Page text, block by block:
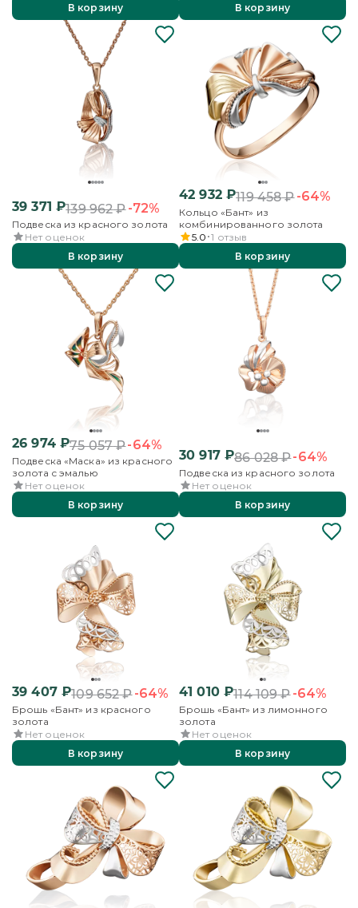
В корзину
В корзину
39 371 ₽139 962₽-72%
Подвеска из красного золота
Нет оценок
В корзину
42 932₽119 458₽-64%
Кольцо «Бант» из
комбинированного золота
5.0 1 отзыв
В корзину
26 974₽75 057₽-64%
Подвеска «Маска» из красного
золота с эмалью
Нет оценок
В корзину
30 917₽86 028₽-64%
Подвеска из красного золота
Нет оценок
В корзину
39 407₽109 652₽-64%
Брошь «Бант» из красного
золота
Нет оценок
В корзину
41 010₽114 109₽-64%
Брошь «Бант» из лимонного
золота
Нет оценок
В корзину